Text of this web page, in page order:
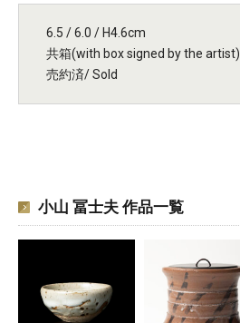
6.5 / 6.0 / H4.6cm
共箱(with box signed by the artist)
売約済/ Sold
小山 冨士夫 作品一覧